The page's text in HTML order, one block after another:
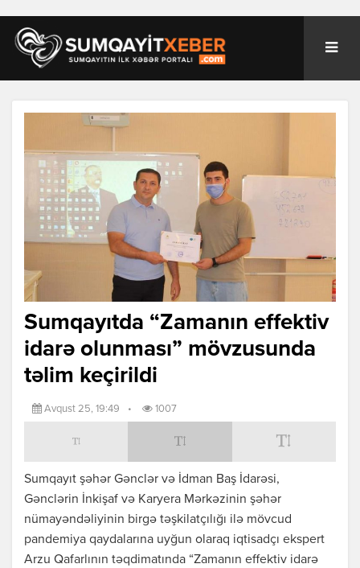
Sumqayıtda “Zamanın effektiv
idarə olunması” mövzusunda
təlim keçirildi
Avqust 25, 19:49 • 1007
Sumqayıt şəhər Gənclər və İdman Baş İdarəsi,
Gənclərin İnkişaf və Karyera Mərkəzinin şəhər
nümayəndəliyinin birgə təşkilatçılığı ilə mövcud
pandemiya qaydalarına uyğun olaraq iqtisadçı ekspert
Arzu Qafarlının təqdimatında “Zamanın effektiv idarə